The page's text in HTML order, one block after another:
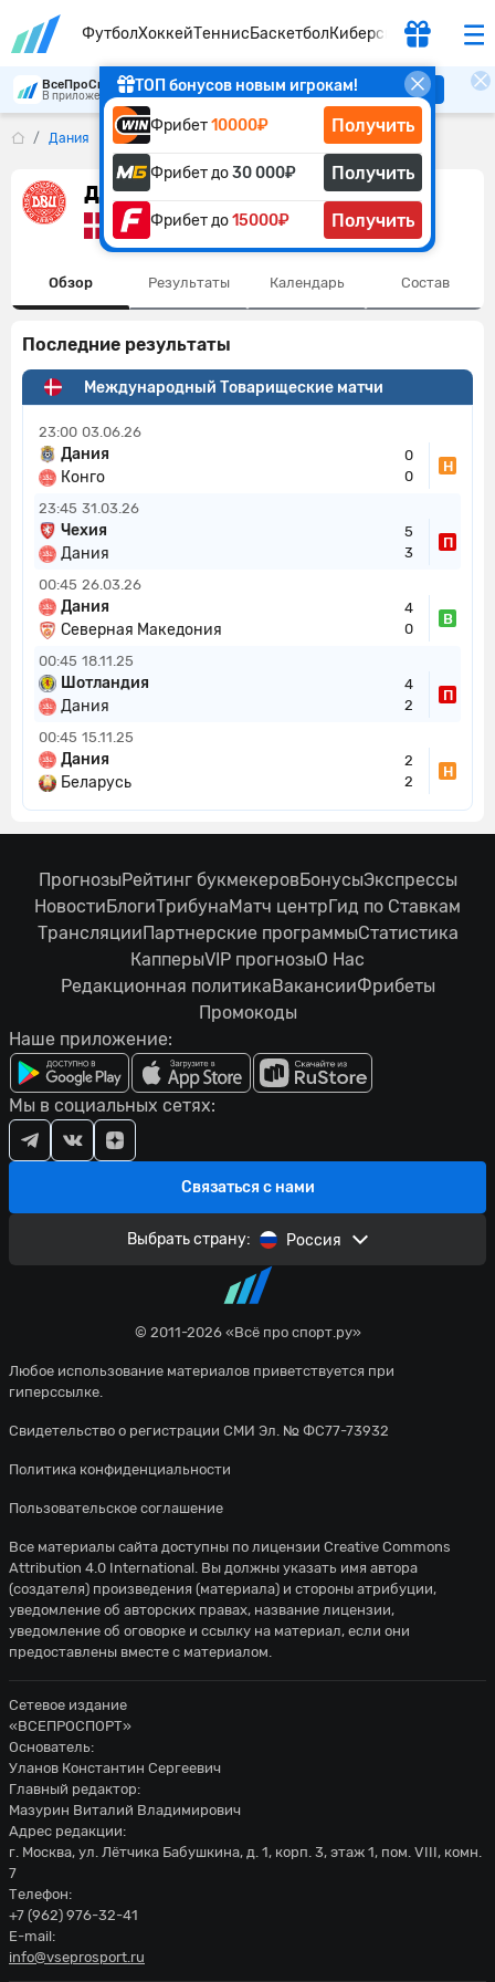
ФутболХоккейТеннисБаскетболКиберспорт
ТОП бонусов новым игрокам!
Фрибет10000₽ Получить
Фрибет до30 000₽ Получить
Фрибет до15000₽ Получить
ВсеПроСпорт
В приложении удобнее Скачать
Дания
Дания
Дания
Обзор Результаты Календарь Состав
Последние результаты
Международный Товарищеские матчи
23:00 03.06.26
Дания
Конго
0
0
Н
23:45 31.03.26
Чехия
Дания
5
3
П
00:45 26.03.26
Дания
Северная Македония
4
0
В
00:45 18.11.25
Шотландия
Дания
4
2
П
00:45 15.11.25
Дания
Беларусь
2
2
Н
© 2011-2026 «Всё про спорт.ру»
Любое использование материалов приветствуется при
гиперссылке.
Свидетельство о регистрации СМИ Эл. № ФС77-73932
Политика конфиденциальности
Пользовательское соглашение
ПрогнозыРейтинг букмекеровБонусыЭкспрессы
НовостиБлогиТрибунаМатч центрГид по Ставкам
ТрансляцииПартнерские программыСтатистика
КапперыVIP прогнозыО Нас
Редакционная политикаВакансииФрибеты
Промокоды
Наше приложение:
Связаться с нами
Мы в социальных сетях:
Выбрать страну: Россия
Все материалы сайта доступны по лицензии Creative Commons
Attribution 4.0 International. Вы должны указать имя автора
(создателя) произведения (материала) и стороны атрибуции,
уведомление об авторских правах, название лицензии,
уведомление об оговорке и ссылку на материал, если они
предоставлены вместе с материалом.
Сетевое издание
«ВСЕПРОСПОРТ»
Основатель:
Уланов Константин Сергеевич
Главный редактор:
Мазурин Виталий Владимирович
Адрес редакции:
г. Москва, ул. Лётчика Бабушкина, д. 1, корп. 3, этаж 1, пом. VIII, комн.
7
Телефон:
+7 (962) 976-32-41
E-mail:
info@vseprosport.ru